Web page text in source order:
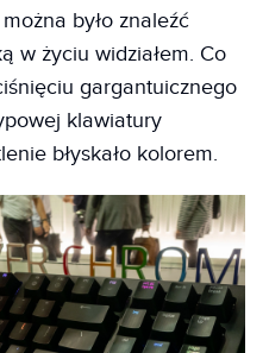
było znaleźć
w życiu widziałem. Co
gargantuicznego
klawiatury
błyskało kolorem.